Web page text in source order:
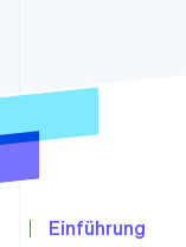
Einführung